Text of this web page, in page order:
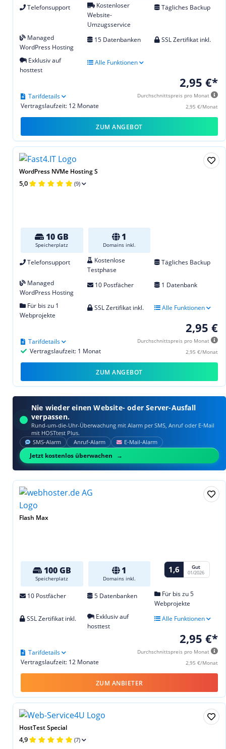
Telefonsupport
Kostenloser
Website-
Umzugsservice
Tägliches Backup
Managed
WordPress Hosting
15 Datenbanken SSL Zertifikat inkl.
Exklusiv auf
hosttest
Alle Funktionen
2,95 €*
Durchschnittspreis pro Monat
2,95 €/Monat
Vertragslaufzeit: 12 Monate
Tarifdetails
ZUM ANGEBOT
WordPress NVMe Hosting S
5,0 (9)
10 GB
Speicherplatz
1
Domains inkl.
Telefonsupport
Kostenlose
Testphase
Tägliches Backup
Managed
WordPress Hosting
10 Postfächer 1 Datenbank
Für bis zu 1
Webprojekte
SSL Zertifikat inkl. Alle Funktionen
2,95 €
Durchschnittspreis pro Monat
2,95 €/Monat
Vertragslaufzeit: 1 Monat
Tarifdetails
ZUM ANGEBOT
Nie wieder einen Website- oder Server-Ausfall
verpassen.
Rund-um-die-Uhr-Überwachung mit Alarm per SMS, Anruf oder E‑Mail
mit HOSTtest Plus.
SMS‑Alarm Anruf‑Alarm E‑Mail‑Alarm
Jetzt kostenlos überwachen
Flash Max
100 GB
Speicherplatz
1
Domains inkl.
1,6 Gut
01/2026
10 Postfächer 5 Datenbanken
Für bis zu 5
Webprojekte
SSL Zertifikat inkl.
Exklusiv auf
hosttest
Alle Funktionen
2,95 €*
Durchschnittspreis pro Monat
2,95 €/Monat
Vertragslaufzeit: 12 Monate
Tarifdetails
ZUM ANBIETER
HostTest Special
4,9 (7)